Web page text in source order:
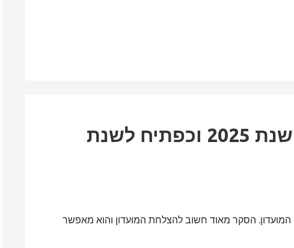
חדש: סקר מועדון לסיכום שנת 2025 וכפתיח לשנת
הסקר מאוד חשוב להצלחת המועדון והוא מאפשר